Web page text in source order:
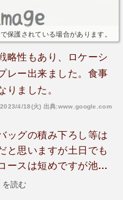
保護されている場合があります。
略性もあり、ロケーシ
レー出来ました。食事
りました。
2023/4/18(火) 出典:www.google.com
ッグの積み下ろし等は
と思いますが土日でも
ースは短めですが池も
、フラットなフェアウ
読む